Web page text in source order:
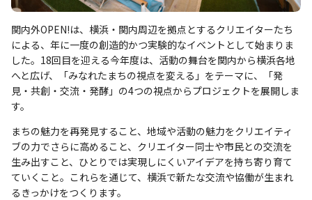
関内外OPEN!は、横浜・関内周辺を拠点とするクリエイターたち
による、年に一度の創造的かつ実験的なイベントとして始まりま
した。18回目を迎える今年度は、活動の舞台を関内から横浜各地
へと広げ、「みなれたまちの視点を変える」をテーマに、「発
見・共創・交流・発酵」の4つの視点からプロジェクトを展開しま
す。
まちの魅力を再発見すること、地域や活動の魅力をクリエイティ
ブの力でさらに高めること、クリエイター同士や市民との交流を
生み出すこと、ひとりでは実現しにくいアイデアを持ち寄り育て
ていくこと。これらを通じて、横浜で新たな交流や協働が生まれ
るきっかけをつくります。